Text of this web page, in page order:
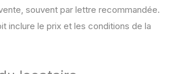
souvent par lettre recommandée.
inclure le prix et les conditions de la